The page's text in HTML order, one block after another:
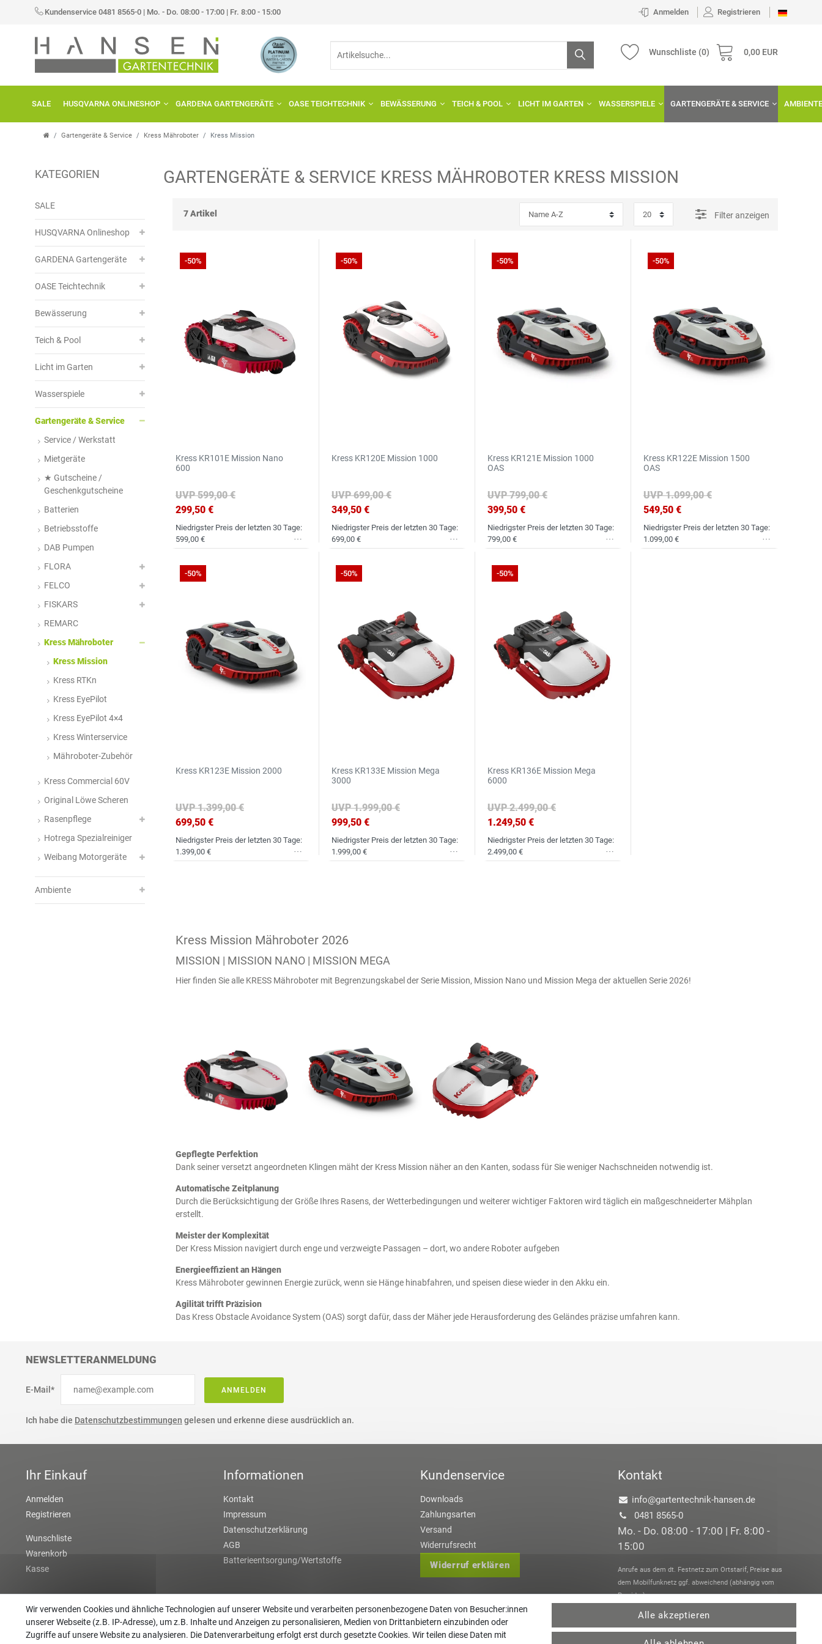
Kundenservice 0481 8565-0 | Mo. - Do. 08:00 - 17:00 | Fr. 8:00 - 15:00 Anmelden Registrieren
Wunschliste (0) 0,00 EUR
SALE HUSQVARNA ONLINESHOP GARDENA GARTENGERÄTE OASE TEICHTECHNIK BEWÄSSERUNG TEICH & POOL LICHT IM GARTEN WASSERSPIELE GARTENGERÄTE & SERVICE AMBIENTE
Gartengeräte & Service Kress Mähroboter Kress Mission
KATEGORIEN
SALE
HUSQVARNA Onlineshop
GARDENA Gartengeräte
OASE Teichtechnik
Bewässerung
Teich & Pool
Licht im Garten
Wasserspiele
Gartengeräte & Service
Service / Werkstatt
Mietgeräte
★ Gutscheine /
Geschenkgutscheine
Batterien
Betriebsstoffe
DAB Pumpen
FLORA
FELCO
FISKARS
REMARC
Kress Mähroboter
Kress Mission
Kress RTKn
Kress EyePilot
Kress EyePilot 4×4
Kress Winterservice
Mähroboter-Zubehör
Kress Commercial 60V
Original Löwe Scheren
Rasenpflege
Hotrega Spezialreiniger
Weibang Motorgeräte
Ambiente
GARTENGERÄTE & SERVICE KRESS MÄHROBOTER KRESS MISSION
7 Artikel Filter anzeigen
-50%
Kress KR101E Mission Nano
600
UVP 599,00 €
299,50 €
Niedrigster Preis der letzten 30 Tage:
599,00 €
-50%
Kress KR120E Mission 1000
UVP 699,00 €
349,50 €
Niedrigster Preis der letzten 30 Tage:
699,00 €
-50%
Kress KR121E Mission 1000
OAS
UVP 799,00 €
399,50 €
Niedrigster Preis der letzten 30 Tage:
799,00 €
-50%
Kress KR122E Mission 1500
OAS
UVP 1.099,00 €
549,50 €
Niedrigster Preis der letzten 30 Tage:
1.099,00 €
-50%
Kress KR123E Mission 2000
UVP 1.399,00 €
699,50 €
Niedrigster Preis der letzten 30 Tage:
1.399,00 €
-50%
Kress KR133E Mission Mega
3000
UVP 1.999,00 €
999,50 €
Niedrigster Preis der letzten 30 Tage:
1.999,00 €
-50%
Kress KR136E Mission Mega
6000
UVP 2.499,00 €
1.249,50 €
Niedrigster Preis der letzten 30 Tage:
2.499,00 €
Kress Mission Mähroboter 2026
MISSION | MISSION NANO | MISSION MEGA
Hier finden Sie alle KRESS Mähroboter mit Begrenzungskabel der Serie Mission, Mission Nano und Mission Mega der aktuellen Serie 2026!
Gepflegte Perfektion
Dank seiner versetzt angeordneten Klingen mäht der Kress Mission näher an den Kanten, sodass für Sie weniger Nachschneiden notwendig ist.
Automatische Zeitplanung
Durch die Berücksichtigung der Größe Ihres Rasens, der Wetterbedingungen und weiterer wichtiger Faktoren wird täglich ein maßgeschneiderter Mähplan
erstellt.
Meister der Komplexität
Der Kress Mission navigiert durch enge und verzweigte Passagen – dort, wo andere Roboter aufgeben
Energieeffizient an Hängen
Kress Mähroboter gewinnen Energie zurück, wenn sie Hänge hinabfahren, und speisen diese wieder in den Akku ein.
Agilität trifft Präzision
Das Kress Obstacle Avoidance System (OAS) sorgt dafür, dass der Mäher jede Herausforderung des Geländes präzise umfahren kann.
NEWSLETTERANMELDUNG
E-Mail* ANMELDEN
Ich habe die Datenschutzbestimmungen gelesen und erkenne diese ausdrücklich an.
Ihr Einkauf
Anmelden
Registrieren
Wunschliste
Warenkorb
Kasse
Informationen
Kontakt
Impressum
Datenschutzerklärung
AGB
Batterieentsorgung/Wertstoffe
Kundenservice
Downloads
Zahlungsarten
Versand
Widerrufsrecht
Widerruf erklären
Kontakt
info@gartentechnik-hansen.de
0481 8565-0
Mo. - Do. 08:00 - 17:00 | Fr. 8:00 -
15:00
Anrufe aus dem dt. Festnetz zum Ortstarif, Preise aus
dem Mobilfunknetz ggf. abweichend (abhängig vom
Provider).
Wir verwenden Cookies und ähnliche Technologien auf unserer Website und verarbeiten personenbezogene Daten von Besucher:innen
unserer Webseite (z.B. IP-Adresse), um z.B. Inhalte und Anzeigen zu personalisieren, Medien von Drittanbietern einzubinden oder
Zugriffe auf unsere Website zu analysieren. Die Datenverarbeitung erfolgt erst durch gesetzte Cookies. Wir teilen diese Daten mit
Alle akzeptieren
FILTER